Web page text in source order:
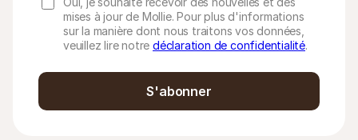
mises à jour de Mollie. Pour plus d'informations
sur la manière dont nous traitons vos données,
veuillez lire notre déclaration de confidentialité.
S'abonner